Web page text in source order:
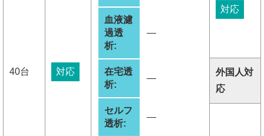
40台 対応
血液濾
過透
析:
―
在宅透
析:
―
セルフ
透析:
―
対応
外国人対
応